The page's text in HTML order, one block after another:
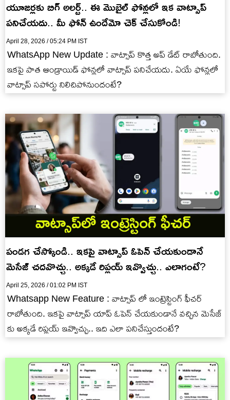
యూజర్లకు బిగ్ అలర్ట్.. ఈ మొబైల్ ఫోన్లలో ఇక వాట్సాప్
పనిచేయదు.. మీ ఫోన్ ఉందేమో చెక్ చేసుకోండి!
April 28, 2026 / 05:24 PM IST
WhatsApp New Update : వాట్సాప్ కొత్త అప్ డేట్ రాబోతుంది.
ఇకపై పాత ఆండ్రాయిడ్ ఫోన్లలో వాట్సాప్ పనిచేయదు. ఏయే ఫోన్లలో
వాట్సాప్ సపోర్టు నిలిచిపోనుందంటే?
పండగ చేస్కోండి.. ఇకపై వాట్సాప్ ఓపెన్ చేయకుండానే
మెసేజ్ చదవొచ్చు.. అక్కడే రిప్లయ్ ఇవ్వొచ్చు.. ఎలాగంటే?
April 25, 2026 / 01:02 PM IST
Whatsapp New Feature : వాట్సాప్ లో ఇంట్రెస్టింగ్ ఫీచర్
రాబోతుంది. ఇకపై వాట్సాప్ యాప్ ఓపెన్ చేయకుండానే వచ్చిన మెసేజ్
కు అక్కడే రిప్లయ్ ఇవ్వొచ్చు.. ఇది ఎలా పనిచేస్తుందంటే?